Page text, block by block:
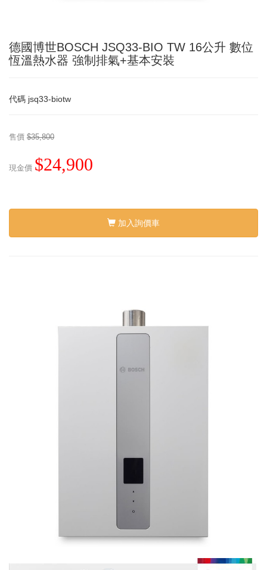
德國博世BOSCH JSQ33-BIO TW 16公升 數位
恆溫熱水器 強制排氣+基本安裝
代碼 jsq33-biotw
售價 $35,800
現金價 $24,900
加入詢價車